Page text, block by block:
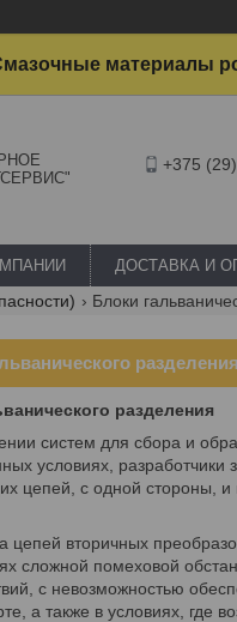
материалы
+375
ДОСТАВКА И
Блоки
разделения
разделения
систем для сбора и
условиях, разработчики
цепей, с одной стороны,
цепей вторичных
сложной помеховой
с невозможностью
а также в условиях, где